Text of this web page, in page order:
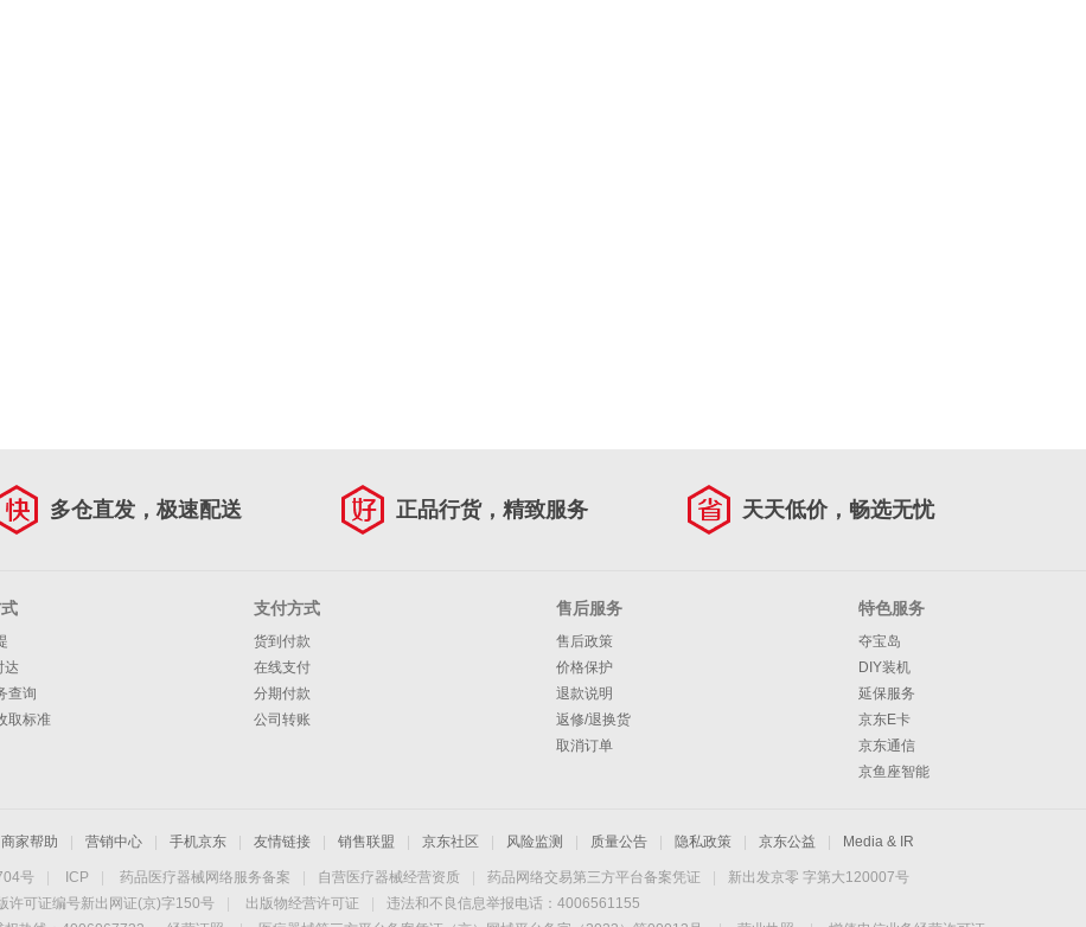
多仓直发，极速配送 正品行货，精致服务 天天低价，畅选无忧
达
查询
取标准
支付方式
货到付款
在线支付
分期付款
公司转账
售后服务
售后政策
价格保护
退款说明
返修/退换货
取消订单
特色服务
夺宝岛
DIY装机
延保服务
京东E卡
京东通信
京鱼座智能
商家帮助 营销中心 手机京东 友情链接 销售联盟 京东社区 风险监测 质量公告 隐私政策 京东公益 Media & IR
号 ICP 药品医疗器械网络服务备案 自营医疗器械经营资质 药品网络交易第三方平台备案凭证
新出发京零 字第大120007号
许可证编号新出网证(京)字150号
出版物经营许可证
违法和不良信息举报电话：4006561155